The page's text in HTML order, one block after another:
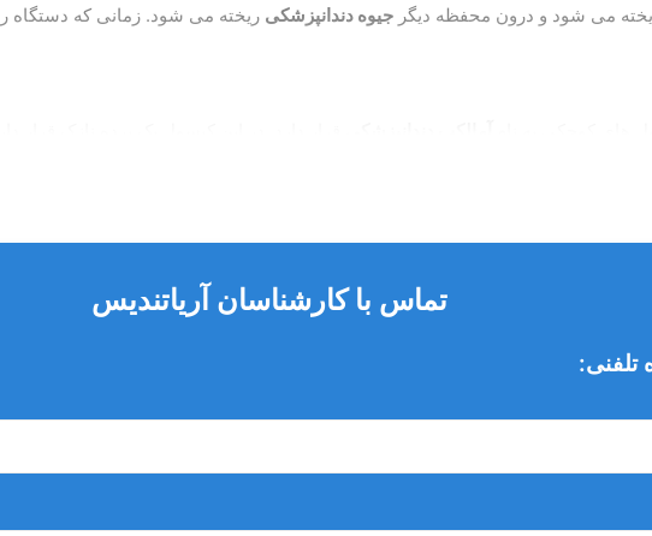
می شود و درون محفظه دیگرجیوه دندانپزشکی
ها و سمان گلاس آینومر و سایر مواد دندانی کپسولی
تماس با کارشناسان آریاتندیس